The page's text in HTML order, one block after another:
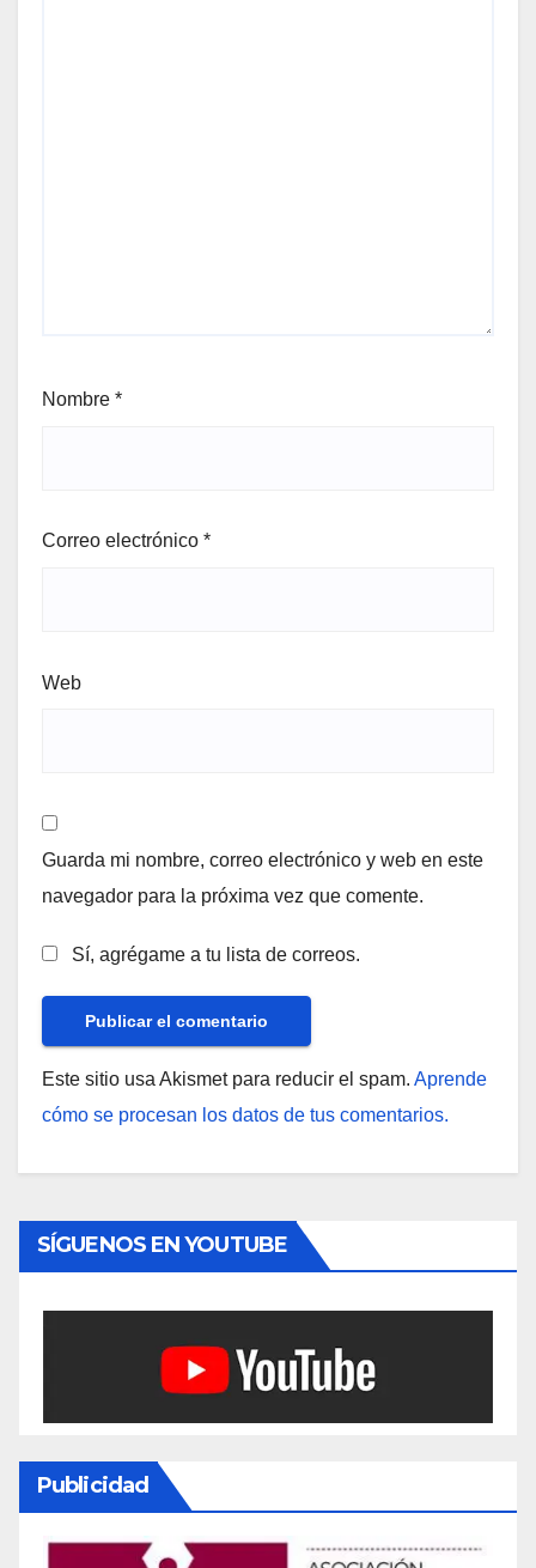
Nombre *
Correo electrónico *
Web
Guarda mi nombre, correo electrónico y web en este
navegador para la próxima vez que comente.
Sí, agrégame a tu lista de correos.
Este sitio usa Akismet para reducir el spam. Aprende
cómo se procesan los datos de tus comentarios.
SÍGUENOS EN YOUTUBE
Publicidad